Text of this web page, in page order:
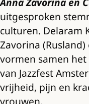
uitgesproken
culturen. Delaram
Zavorina
vormen samen het
van Jazzfest
vrijheid, pijn en